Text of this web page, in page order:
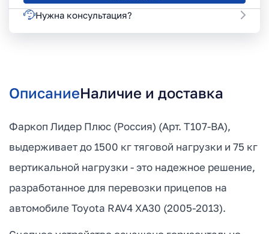
Нужна консультация?
ОписаниеНаличие и доставка
Фаркоп Лидер Плюс (Россия) (Арт. T107-BA),
выдерживает до 1500 кг тяговой нагрузки и 75 кг
вертикальной нагрузки - это надежное решение,
разработанное для перевозки прицепов на
автомобиле Toyota RAV4 XA30 (2005-2013).